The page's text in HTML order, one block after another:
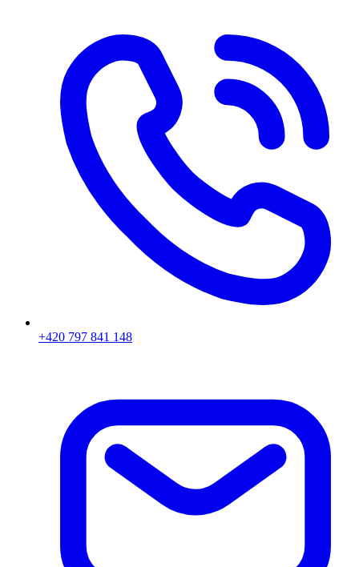
+420 797 841 148